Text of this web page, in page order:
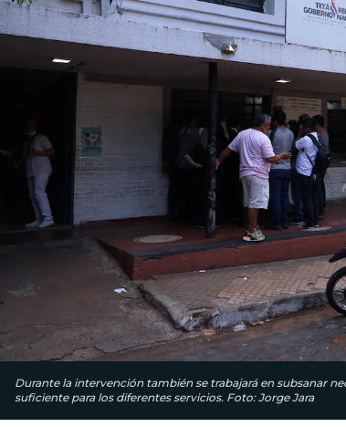
Durante la intervención también se trabajará en subsanar
suficiente para los diferentes servicios. Foto: Jorge Jara